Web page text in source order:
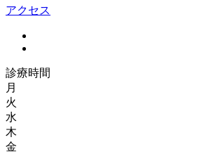
アクセス
診療時間
月
火
水
木
金